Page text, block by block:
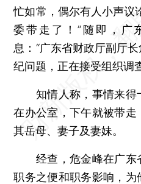
忙如常，偶尔有人小声议
委带走了！”随即，广
息：“广东省财政厅副厅
纪问题，正在接受组织调
知情人称，事情来得
在办公室，下午就被带
其岳母、妻子及妻妹。
经查，危金峰在广东
职务之便和职务影响，